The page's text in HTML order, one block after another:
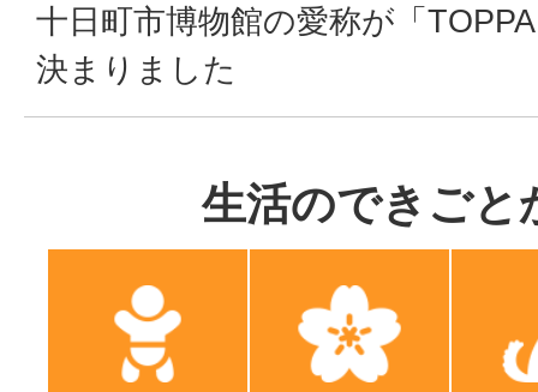
十日町市博物館の愛称が「
決まりました
生活のできごと